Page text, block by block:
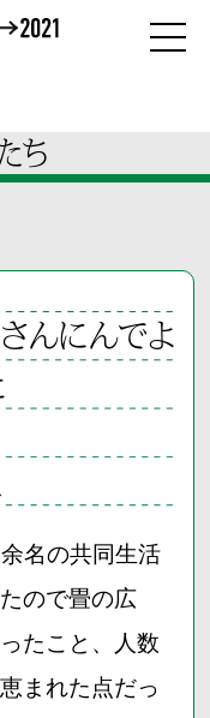
ち
んにんでよ
名の共同生活
ので畳の広
たこと、人数
まれた点だっ